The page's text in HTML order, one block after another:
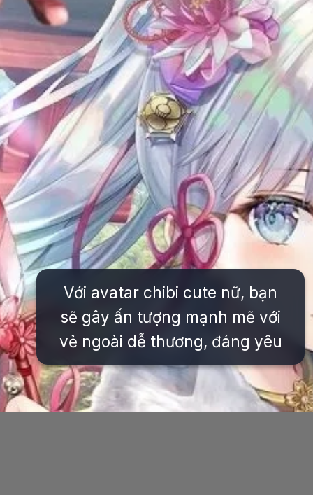
Với avatar chibi cute nữ, bạn
sẽ gây ấn tượng mạnh mẽ với
vẻ ngoài dễ thương, đáng yêu